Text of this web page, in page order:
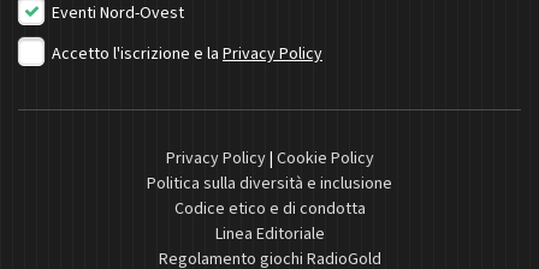
Eventi Nord-Ovest
Accetto l'iscrizione e la Privacy Policy
Privacy Policy| Cookie Policy
Politica sulla diversità e inclusione
Codice etico e di condotta
Linea Editoriale
Regolamento giochi RadioGold